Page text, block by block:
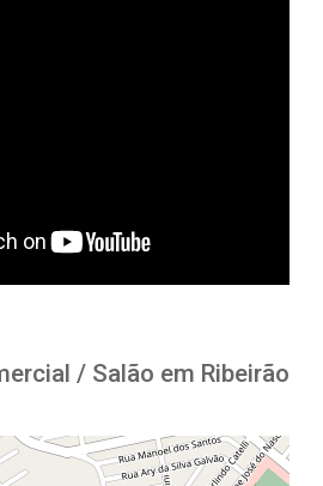
/ Salão em Ribeirão